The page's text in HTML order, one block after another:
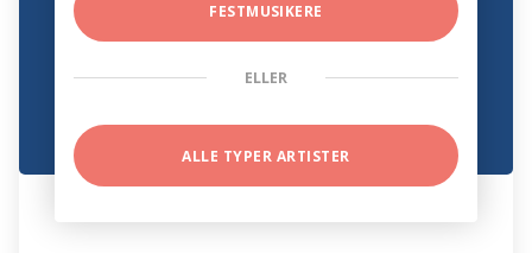
FESTMUSIKERE
ELLER
ALLE TYPER ARTISTER